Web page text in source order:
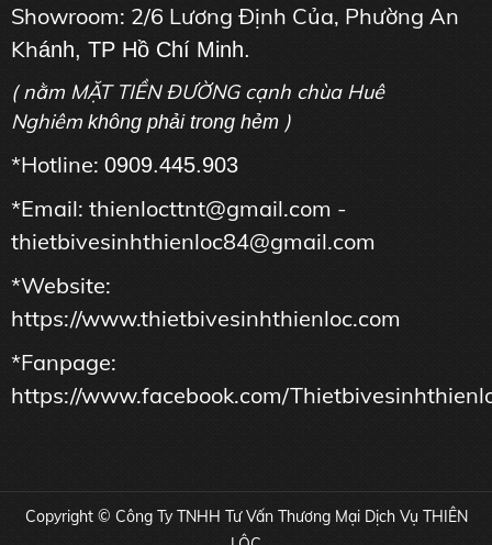
Showroom: 2/6 Lương Định Của, Phường An
Khánh, TP Hồ Chí Minh.
( nằm MẶT TIỀN ĐƯỜNG cạnh chùa Huê
Nghiêm không phải trong hẻm )
*Hotline: 0909.445.903
*Email: thienlocttnt@gmail.com -
thietbivesinhthienloc84@gmail.com
*Website:
https://www.thietbivesinhthienloc.com
*Fanpage:
https://www.facebook.com/
Copyright © Công Ty TNHH Tư Vấn Thương Mại Dịch Vụ THIÊN